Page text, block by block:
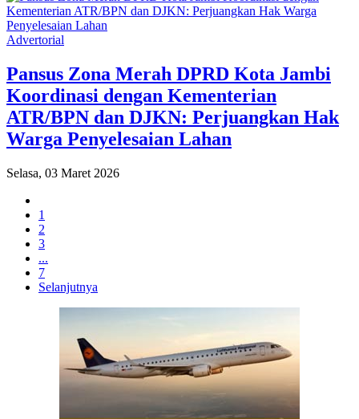
Advertorial
Pansus Zona Merah DPRD Kota Jambi
Koordinasi dengan Kementerian
ATR/BPN dan DJKN: Perjuangkan Hak
Warga Penyelesaian Lahan
Selasa, 03 Maret 2026
1
2
3
...
7
Selanjutnya